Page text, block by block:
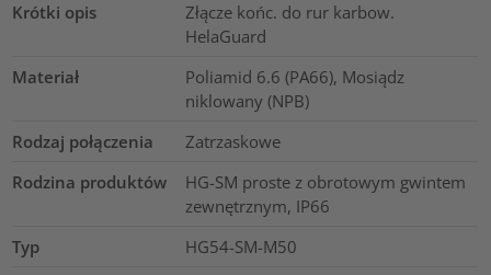
Krótki opis
Złącze końc. do rur karbow.
HelaGuard
Materiał
Poliamid 6.6 (PA66), Mosiądz
niklowany (NPB)
Rodzaj połączenia
Zatrzaskowe
Rodzina produktów
HG-SM proste z obrotowym gwintem
zewnętrznym, IP66
Typ
HG54-SM-M50